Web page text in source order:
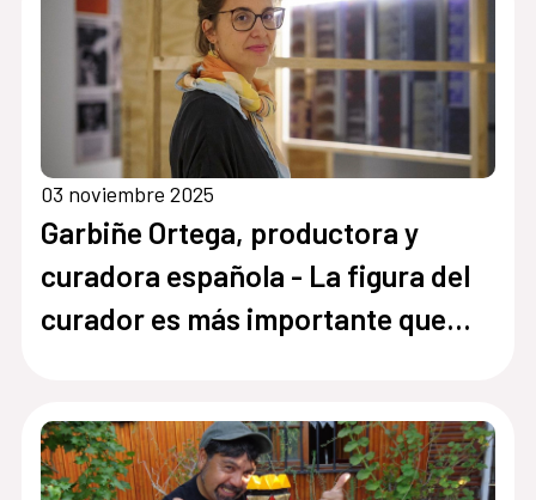
03 noviembre 2025
Garbiñe Ortega, productora y
curadora española - La figura del
curador es más importante que
hay